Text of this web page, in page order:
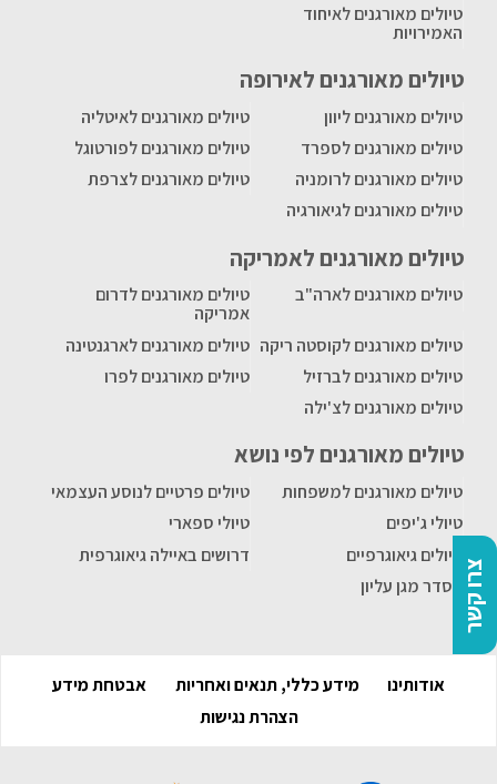
צרו קשר
טיולים מאורגנים לאיחוד
האמירויות
טיולים מאורגנים לאירופה
טיולים מאורגנים ליוון
טיולים מאורגנים לאיטליה
טיולים מאורגנים לספרד
טיולים מאורגנים לפורטוגל
טיולים מאורגנים לרומניה
טיולים מאורגנים לצרפת
טיולים מאורגנים לגיאורגיה
טיולים מאורגנים לאמריקה
טיולים מאורגנים לארה"ב
טיולים מאורגנים לדרום
אמריקה
טיולים מאורגנים לקוסטה ריקה טיולים מאורגנים לארגנטינה
טיולים מאורגנים לברזיל
טיולים מאורגנים לפרו
טיולים מאורגנים לצ'ילה
טיולים מאורגנים לפי נושא
טיולים מאורגנים למשפחות
טיולים פרטיים לנוסע העצמאי
טיולי ג'יפים
טיולי ספארי
טיולים גיאוגרפיים
דרושים באיילה גיאוגרפית
הסדר מגן עליון
אודותינו מידע כללי, תנאים ואחריות
אבטחת מידע
הצהרת נגישות